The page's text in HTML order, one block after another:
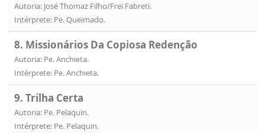
Autoria: José Thomaz Filho/Frei Fabreti.
Intérprete: Pe. Queimado.
8. Missionários Da Copiosa Redenção
Autoria: Pe. Anchieta.
Intérprete: Pe. Anchieta.
9. Trilha Certa
Autoria: Pe. Pelaquin.
Intérprete: Pe. Pelaquin.